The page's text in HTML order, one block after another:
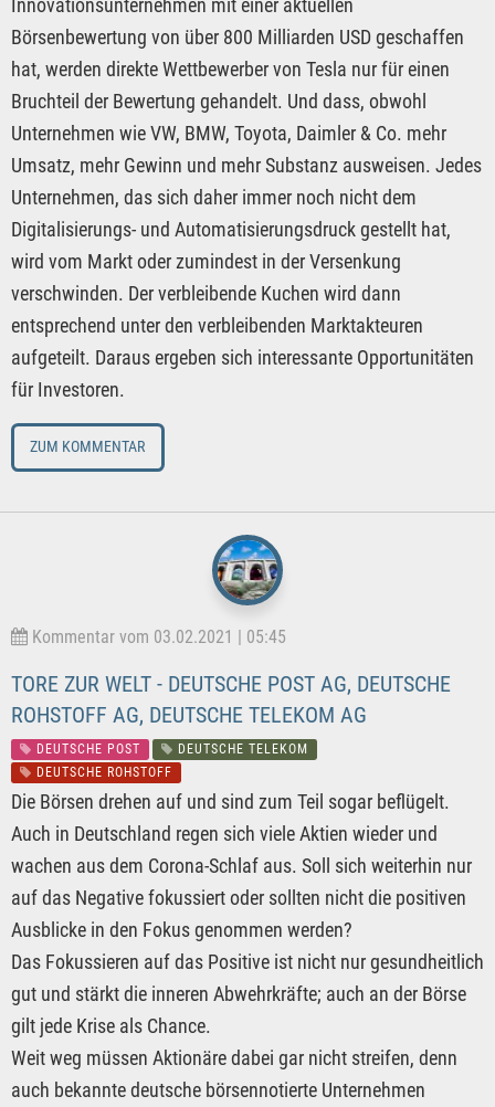
Innovationsunternehmen mit einer aktuellen
Börsenbewertung von über 800 Milliarden USD geschaffen
hat, werden direkte Wettbewerber von Tesla nur für einen
Bruchteil der Bewertung gehandelt. Und dass, obwohl
Unternehmen wie VW, BMW, Toyota, Daimler & Co. mehr
Umsatz, mehr Gewinn und mehr Substanz ausweisen. Jedes
Unternehmen, das sich daher immer noch nicht dem
Digitalisierungs- und Automatisierungsdruck gestellt hat,
wird vom Markt oder zumindest in der Versenkung
verschwinden. Der verbleibende Kuchen wird dann
entsprechend unter den verbleibenden Marktakteuren
aufgeteilt. Daraus ergeben sich interessante Opportunitäten
für Investoren.
ZUM KOMMENTAR
Kommentar vom 03.02.2021 | 05:45
TORE ZUR WELT - DEUTSCHE POST AG, DEUTSCHE
ROHSTOFF AG, DEUTSCHE TELEKOM AG
DEUTSCHE POST
DEUTSCHE TELEKOM
DEUTSCHE ROHSTOFF
Die Börsen drehen auf und sind zum Teil sogar beflügelt.
Auch in Deutschland regen sich viele Aktien wieder und
wachen aus dem Corona-Schlaf aus. Soll sich weiterhin nur
auf das Negative fokussiert oder sollten nicht die positiven
Ausblicke in den Fokus genommen werden?
Das Fokussieren auf das Positive ist nicht nur gesundheitlich
gut und stärkt die inneren Abwehrkräfte; auch an der Börse
gilt jede Krise als Chance.
Weit weg müssen Aktionäre dabei gar nicht streifen, denn
auch bekannte deutsche börsennotierte Unternehmen